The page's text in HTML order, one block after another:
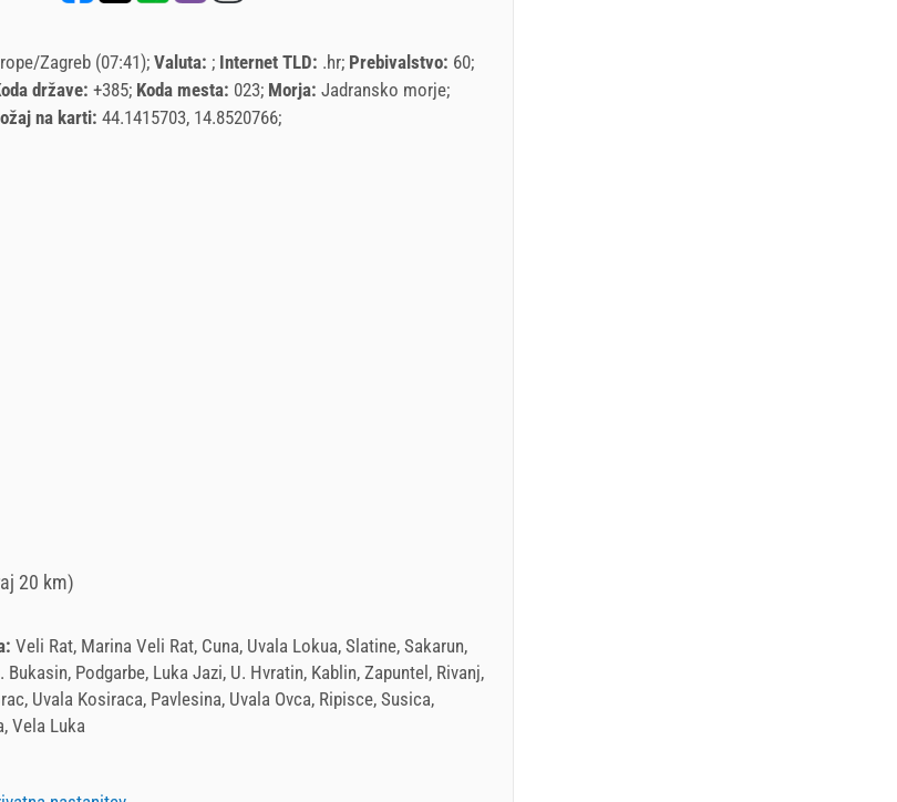
Zagreb (07:41) Valuta: Internet TLD: .hr Prebivalstvo: 60
države: +385 Koda mesta: 023 Morja: Jadransko morje
na karti: 44.1415703, 14.8520766
20 km)
Veli Rat, Marina Veli Rat, Cuna, Uvala Lokua, Slatine, Sakarun,
Podgarbe, Luka Jazi, U. Hvratin, Kablin, Zapuntel, Rivanj,
Uvala Kosiraca, Pavlesina, Uvala Ovca, Ripisce, Susica,
Vela Luka